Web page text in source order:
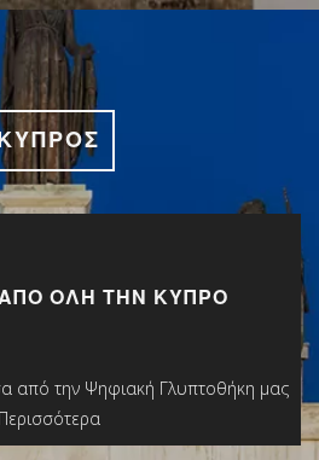
ΌΛΗ ΤΗΝ ΚΎΠΡΟ
από την Ψηφιακή Γλυπτοθήκη μας
Περισσότερα